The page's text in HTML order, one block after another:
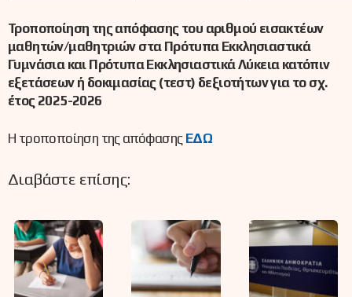
Τροποποίηση της απόφασης του αριθμού εισακτέων
μαθητών/μαθητριών στα Πρότυπα Εκκλησιαστικά
Γυμνάσια και Πρότυπα Εκκλησιαστικά Λύκεια κατόπιν
εξετάσεων ή δοκιμασίας (τεστ) δεξιοτήτων για το σχ.
έτος 2025-2026
H τροποποίηση της απόφασης ΕΔΩ
Διαβάστε επίσης: